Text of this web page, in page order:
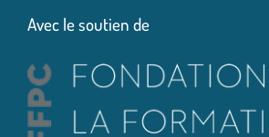
Avec le soutien de